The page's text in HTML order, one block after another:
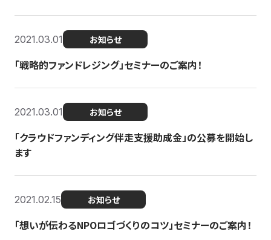
2021.03.01 お知らせ
「戦略的ファンドレジング」セミナーのご案内！
2021.03.01 お知らせ
「クラウドファンディング伴走支援助成金」の公募を開始し
ます
2021.02.15 お知らせ
「想いが伝わるNPOロゴづくりのコツ」セミナーのご案内！